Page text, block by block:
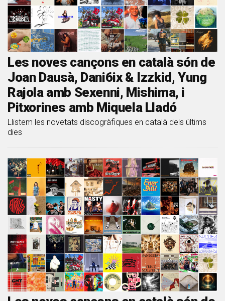
Les noves cançons en català són de
Joan Dausà, Dani6ix & Izzkid, Yung
Rajola amb Sexenni, Mishima, i
Pitxorines amb Miquela Lladó
Llistem les novetats discogràfiques en català dels últims
dies